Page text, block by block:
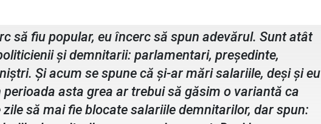
să fiu popular, eu încerc să spun adevărul. Sunt atât
și demnitarii: parlamentari, președinte,
Și acum se spune că și-ar mări salariile, deși și eu
asta grea ar trebui să găsim o variantă ca
zile să mai fie blocate salariile demnitarilor, dar spun: